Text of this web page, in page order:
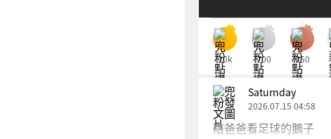
10k 700 650
Saturnday
2026.07.15 04:58
陪爸爸看足球的鵝子